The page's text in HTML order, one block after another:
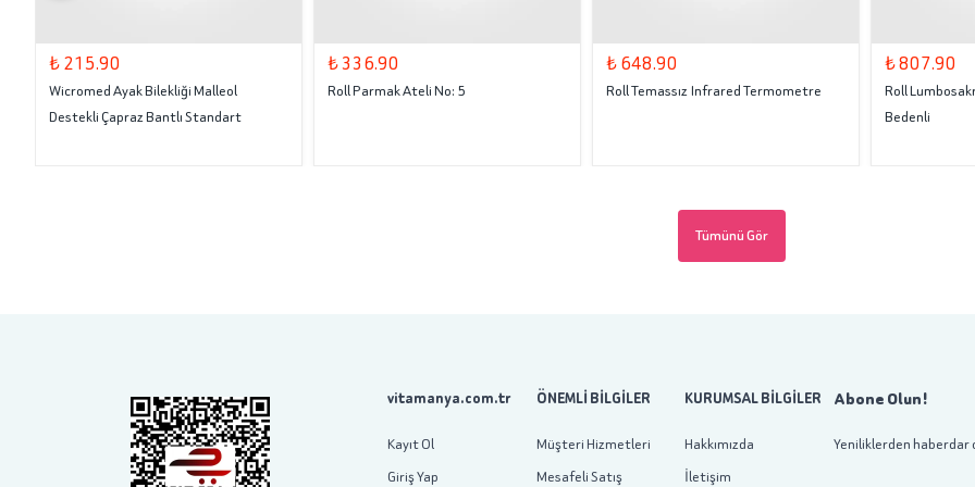
₺ 215.90
Wicromed Ayak Bilekliği Malleol
Destekli Çapraz Bantlı Standart
₺ 336.90
Roll Parmak Ateli No: 5
₺ 648.90
Roll Temassız Infrared Termometre
₺ 807.90
Roll
Bedenli
Tümünü Gör
vitamanya.com.tr
Kayıt Ol
Giriş Yap
ÖNEMLİ BİLGİLER
Müşteri Hizmetleri
Mesafeli Satış
KURUMSAL BİLGİLER
Hakkımızda
İletişim
Abone Olun!
Yeniliklerden haberdar